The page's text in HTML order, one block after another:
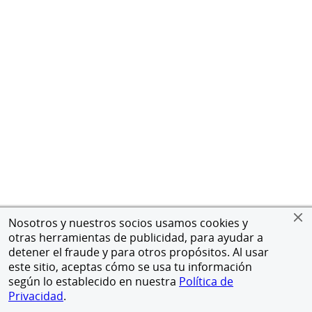
Nosotros y nuestros socios usamos cookies y
otras herramientas de publicidad, para ayudar a
detener el fraude y para otros propósitos. Al usar
este sitio, aceptas cómo se usa tu información
según lo establecido en nuestra Política de
Privacidad.